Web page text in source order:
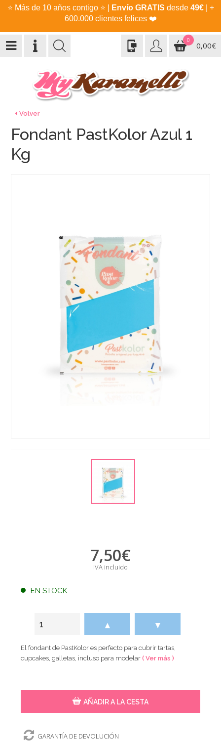
⭐ Más de 10 años contigo ⭐ Envío GRATIS desde 49€| +
600.000 clientes felices ❤️
0
0,00€
Volver
Fondant PastKolor Azul 1
Kg
7,50€
IVA incluido
EN STOCK
▲ ▼
El fondant de PastKolor es perfecto para cubrir tartas,
cupcakes, galletas, incluso para modelar( Ver más )
AÑADIR A LA CESTA
GARANTÍA DE DEVOLUCIÓN